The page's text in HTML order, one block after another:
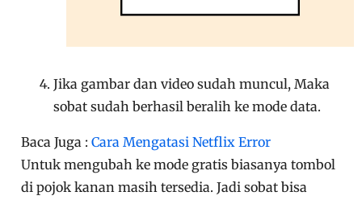
Jika gambar dan video sudah muncul, Maka
sobat sudah berhasil beralih ke mode data.
Baca Juga :Cara Mengatasi Netflix Error
Untuk mengubah ke mode gratis biasanya tombol
di pojok kanan masih tersedia. Jadi sobat bisa